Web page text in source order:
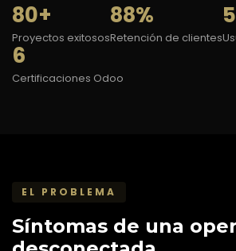
80+
Proyectos exitosos
88%
Retención de clientes
6
Certificaciones Odoo
EL PROBLEMA
Síntomas de una